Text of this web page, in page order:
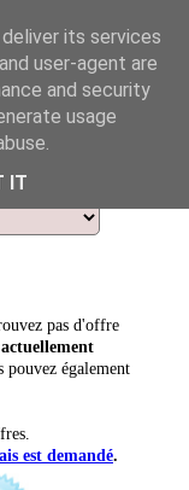
amateur
pas d'offre
actuellement
pouvez également
est demandé.
its services
user-agent are
and security
usage
IT